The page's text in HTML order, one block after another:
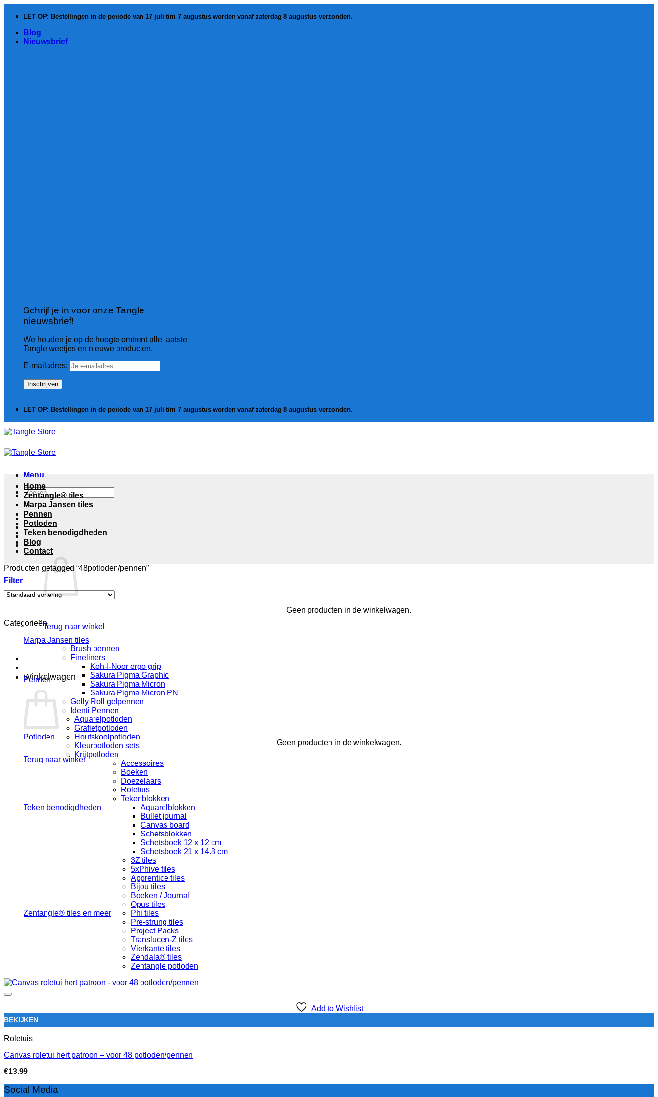
naar
LET OP: Bestellingen in de periode van 17 juli t/m 7 augustus worden vanaf zaterdag 8 augustus verzonden.
Blog
Nieuwsbrief
Schrijf je in voor onze Tangle
nieuwsbrief!
We houden je op de hoogte omtrent alle laatste
Tangle weetjes en nieuwe producten.
E-mailadres:
LET OP: Bestellingen in de periode van 17 juli t/m 7 augustus worden vanaf zaterdag 8 augustus verzonden.
Menu
Zoeken
naar:
Geen producten in de winkelwagen.
Terug naar winkel
Winkelwagen
Geen producten in de winkelwagen.
Terug naar winkel
Home
Zentangle® tiles
Marpa Jansen tiles
Pennen
Potloden
Teken benodigdheden
Blog
Contact
Producten getagged “48potloden/pennen”
Filter
Categorieën
Marpa Jansen tiles
Pennen
Brush pennen
Fineliners
Koh-I-Noor ergo grip
Sakura Pigma Graphic
Sakura Pigma Micron
Sakura Pigma Micron PN
Gelly Roll gelpennen
Identi Pennen
Potloden
Aquarelpotloden
Grafietpotloden
Houtskoolpotloden
Kleurpotloden sets
Krijtpotloden
Teken benodigdheden
Accessoires
Boeken
Doezelaars
Roletuis
Tekenblokken
Aquarelblokken
Bullet journal
Canvas board
Schetsblokken
Schetsboek 12 x 12 cm
Schetsboek 21 x 14.8 cm
Zentangle® tiles en meer
3Z tiles
5xPhive tiles
Apprentice tiles
Bijou tiles
Boeken / Journal
Opus tiles
Phi tiles
Pre-strung tiles
Project Packs
Translucen-Z tiles
Vierkante tiles
Zendala® tiles
Zentangle potloden
Add to Wishlist
BEKIJKEN
Roletuis
Canvas roletui hert patroon – voor 48 potloden/pennen
€13.99
Social Media